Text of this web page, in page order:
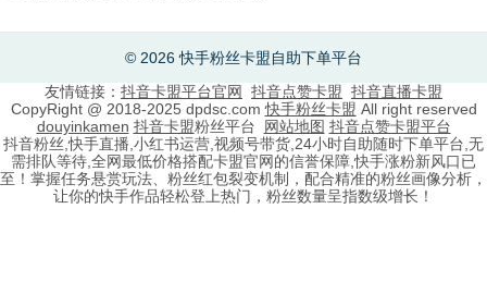
© 2026 快手粉丝卡盟自助下单平台
友情链接： 抖音卡盟平台官网 抖音点赞卡盟 抖音直播卡盟
CopyRight @ 2018-2025 dpdsc.com快手粉丝卡盟 All right reserved
douyinkamen 抖音卡盟粉丝平台 网站地图 抖音点赞卡盟平台
抖音粉丝,快手直播,小红书运营,视频号带货,24小时自助随时下单平台,无
需排队等待,全网最低价格搭配卡盟官网的信誉保障,快手涨粉新风口已
至！掌握任务悬赏玩法、粉丝红包裂变机制，配合精准的粉丝画像分析，
让你的快手作品轻松登上热门，粉丝数量呈指数级增长！